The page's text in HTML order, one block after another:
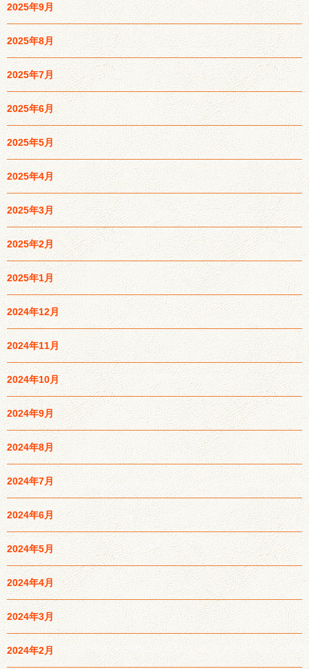
2025年9月
2025年8月
2025年7月
2025年6月
2025年5月
2025年4月
2025年3月
2025年2月
2025年1月
2024年12月
2024年11月
2024年10月
2024年9月
2024年8月
2024年7月
2024年6月
2024年5月
2024年4月
2024年3月
2024年2月